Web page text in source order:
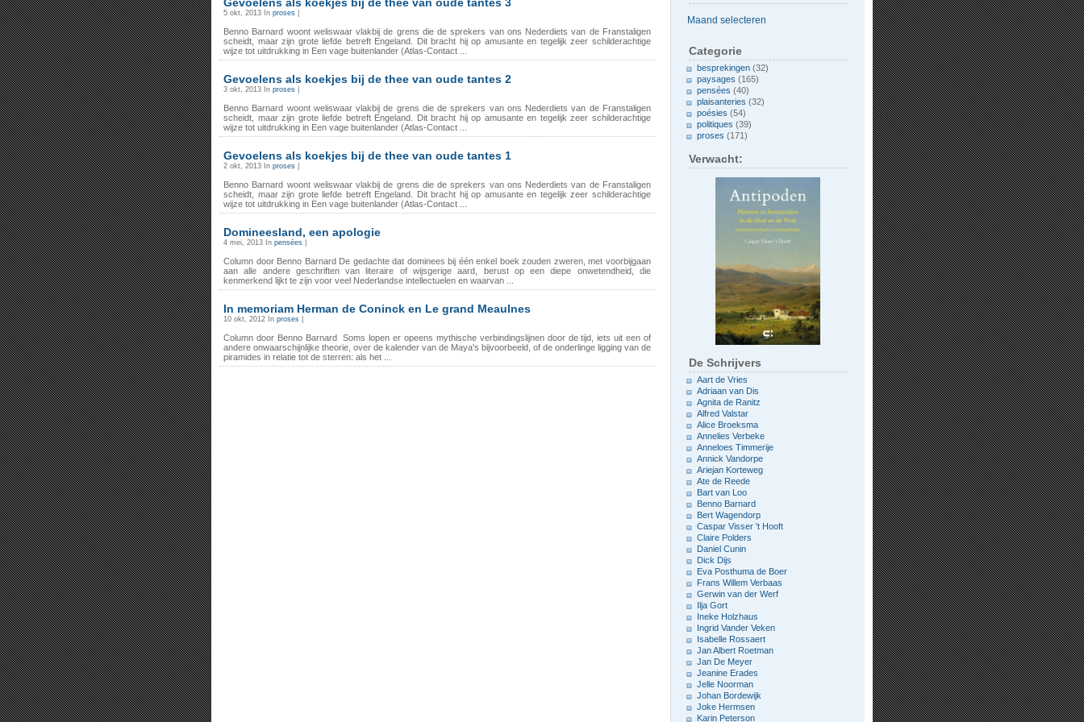
5 okt, 2013 In proses
Benno Barnard woont weliswaar vlakbij de grens die de sprekers van ons Nederdiets van de Franstaligen
scheidt, maar zijn grote liefde betreft Engeland. Dit bracht hij op amusante en tegelijk zeer schilderachtige
wijze tot uitdrukking in Een vage buitenlander (Atlas-Contact ...
Gevoelens als koekjes bij de thee van oude tantes 2
3 okt, 2013 In proses
Benno Barnard woont weliswaar vlakbij de grens die de sprekers van ons Nederdiets van de Franstaligen
scheidt, maar zijn grote liefde betreft Engeland. Dit bracht hij op amusante en tegelijk zeer schilderachtige
wijze tot uitdrukking in Een vage buitenlander (Atlas-Contact ...
Gevoelens als koekjes bij de thee van oude tantes 1
2 okt, 2013 In proses
Benno Barnard woont weliswaar vlakbij de grens die de sprekers van ons Nederdiets van de Franstaligen
scheidt, maar zijn grote liefde betreft Engeland. Dit bracht hij op amusante en tegelijk zeer schilderachtige
wijze tot uitdrukking in Een vage buitenlander (Atlas-Contact ...
Domineesland, een apologie
4 mei, 2013 In pensées
Column door Benno Barnard De gedachte dat dominees bij één enkel boek zouden zweren, met voorbijgaan
aan alle andere geschriften van literaire of wijsgerige aard, berust op een diepe onwetendheid, die
kenmerkend lijkt te zijn voor veel Nederlandse intellectuelen en waarvan ...
In memoriam Herman de Coninck en Le grand Meaulnes
10 okt, 2012 In proses
Column door Benno Barnard Soms lopen er opeens mythische verbindingslijnen door de tijd, iets uit een of
andere onwaarschijnlijke theorie, over de kalender van de Maya's bijvoorbeeld, of de onderlinge ligging van de
piramides in relatie tot de sterren: als het ...
Categorie
besprekingen (32)
paysages (165)
pensées (40)
plaisanteries (32)
poésies (54)
politiques (39)
proses (171)
Verwacht:
De Schrijvers
Aart de Vries
Adriaan van Dis
Agnita de Ranitz
Alfred Valstar
Alice Broeksma
Annelies Verbeke
Anneloes Timmerije
Annick Vandorpe
Ariejan Korteweg
Ate de Reede
Bart van Loo
Benno Barnard
Bert Wagendorp
Caspar Visser 't Hooft
Claire Polders
Daniel Cunin
Dick Dijs
Eva Posthuma de Boer
Frans Willem Verbaas
Gerwin van der Werf
Ilja Gort
Ineke Holzhaus
Ingrid Vander Veken
Isabelle Rossaert
Jan Albert Roetman
Jan De Meyer
Jeanine Erades
Jelle Noorman
Johan Bordewijk
Joke Hermsen
Karin Peterson